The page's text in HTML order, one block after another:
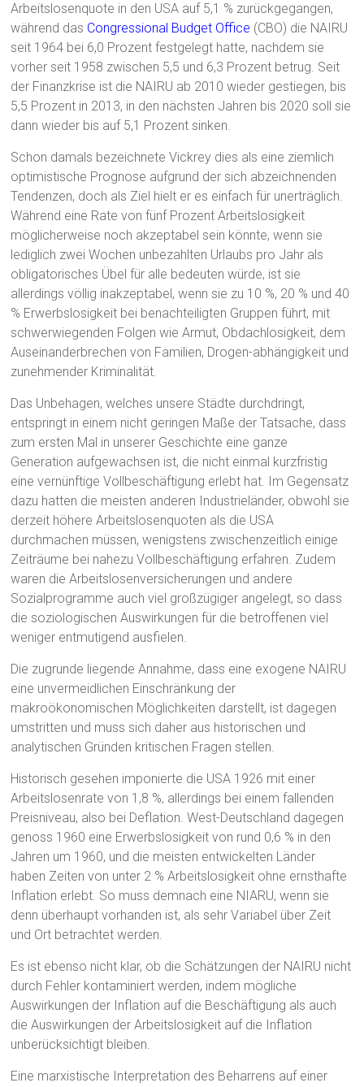
Arbeitslosenquote in den USA auf 5,1 % zurückgegangen,
während das Congressional Budget Office (CBO) die NAIRU
seit 1964 bei 6,0 Prozent festgelegt hatte, nachdem sie
vorher seit 1958 zwischen 5,5 und 6,3 Prozent betrug. Seit
der Finanzkrise ist die NAIRU ab 2010 wieder gestiegen, bis
5,5 Prozent in 2013, in den nächsten Jahren bis 2020 soll sie
dann wieder bis auf 5,1 Prozent sinken.
Schon damals bezeichnete Vickrey dies als eine ziemlich
optimistische Prognose aufgrund der sich abzeichnenden
Tendenzen, doch als Ziel hielt er es einfach für unerträglich.
Während eine Rate von fünf Prozent Arbeitslosigkeit
möglicherweise noch akzeptabel sein könnte, wenn sie
lediglich zwei Wochen unbezahlten Urlaubs pro Jahr als
obligatorisches Übel für alle bedeuten würde, ist sie
allerdings völlig inakzeptabel, wenn sie zu 10 %, 20 % und 40
% Erwerbslosigkeit bei benachteiligten Gruppen führt, mit
schwerwiegenden Folgen wie Armut, Obdachlosigkeit, dem
Auseinanderbrechen von Familien, Drogen-abhängigkeit und
zunehmender Kriminalität.
Das Unbehagen, welches unsere Städte durchdringt,
entspringt in einem nicht geringen Maße der Tatsache, dass
zum ersten Mal in unserer Geschichte eine ganze
Generation aufgewachsen ist, die nicht einmal kurzfristig
eine vernünftige Vollbeschäftigung erlebt hat. Im Gegensatz
dazu hatten die meisten anderen Industrieländer, obwohl sie
derzeit höhere Arbeitslosenquoten als die USA
durchmachen müssen, wenigstens zwischenzeitlich einige
Zeiträume bei nahezu Vollbeschäftigung erfahren. Zudem
waren die Arbeitslosenversicherungen und andere
Sozialprogramme auch viel großzügiger angelegt, so dass
die soziologischen Auswirkungen für die betroffenen viel
weniger entmutigend ausfielen.
Die zugrunde liegende Annahme, dass eine exogene NAIRU
eine unvermeidlichen Einschränkung der
makroökonomischen Möglichkeiten darstellt, ist dagegen
umstritten und muss sich daher aus historischen und
analytischen Gründen kritischen Fragen stellen.
Historisch gesehen imponierte die USA 1926 mit einer
Arbeitslosenrate von 1,8 %, allerdings bei einem fallenden
Preisniveau, also bei Deflation. West-Deutschland dagegen
genoss 1960 eine Erwerbslosigkeit von rund 0,6 % in den
Jahren um 1960, und die meisten entwickelten Länder
haben Zeiten von unter 2 % Arbeitslosigkeit ohne ernsthafte
Inflation erlebt. So muss demnach eine NIARU, wenn sie
denn überhaupt vorhanden ist, als sehr Variabel über Zeit
und Ort betrachtet werden.
Es ist ebenso nicht klar, ob die Schätzungen der NAIRU nicht
durch Fehler kontaminiert werden, indem mögliche
Auswirkungen der Inflation auf die Beschäftigung als auch
die Auswirkungen der Arbeitslosigkeit auf die Inflation
unberücksichtigt bleiben.
Eine marxistische Interpretation des Beharrens auf einer